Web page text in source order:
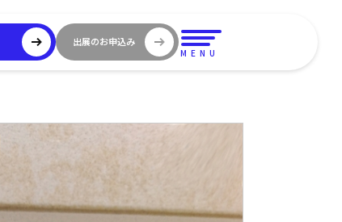
出展のお申込み
MENU